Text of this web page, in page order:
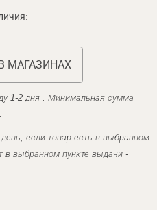
МАГАЗИНАХ
1-2 дня . Минимальная сумма
если товар есть в выбранном
в выбранном пункте выдачи -